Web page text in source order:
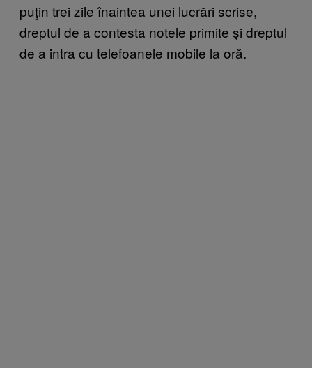
puţin trei zile înaintea unei lucrări scrise,
dreptul de a contesta notele primite şi dreptul
de a intra cu telefoanele mobile la oră.